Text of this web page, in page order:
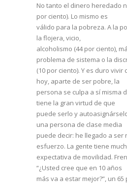
No tanto el dinero heredado
por ciento). Lo mismo es
válido para la pobreza. A la
la flojera, vicio,
alcoholismo (44 por ciento),
problema de sistema o la
(10 por ciento). Y es duro vivir
hoy, aparte de ser pobre, la
persona se culpa a sí misma
tiene la gran virtud de que
puede serlo y
una persona de clase media
puede decir: he llegado a ser
esfuerzo. La gente tiene
expectativa de movilidad.
“¿Usted cree que en 10 años
más va a estar mejor?”, un 65